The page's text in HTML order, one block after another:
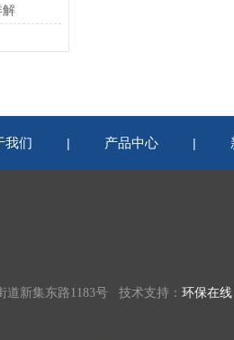
解
我们 | 产品中心 |
道新集东路1183号 技术支持： 环保在线